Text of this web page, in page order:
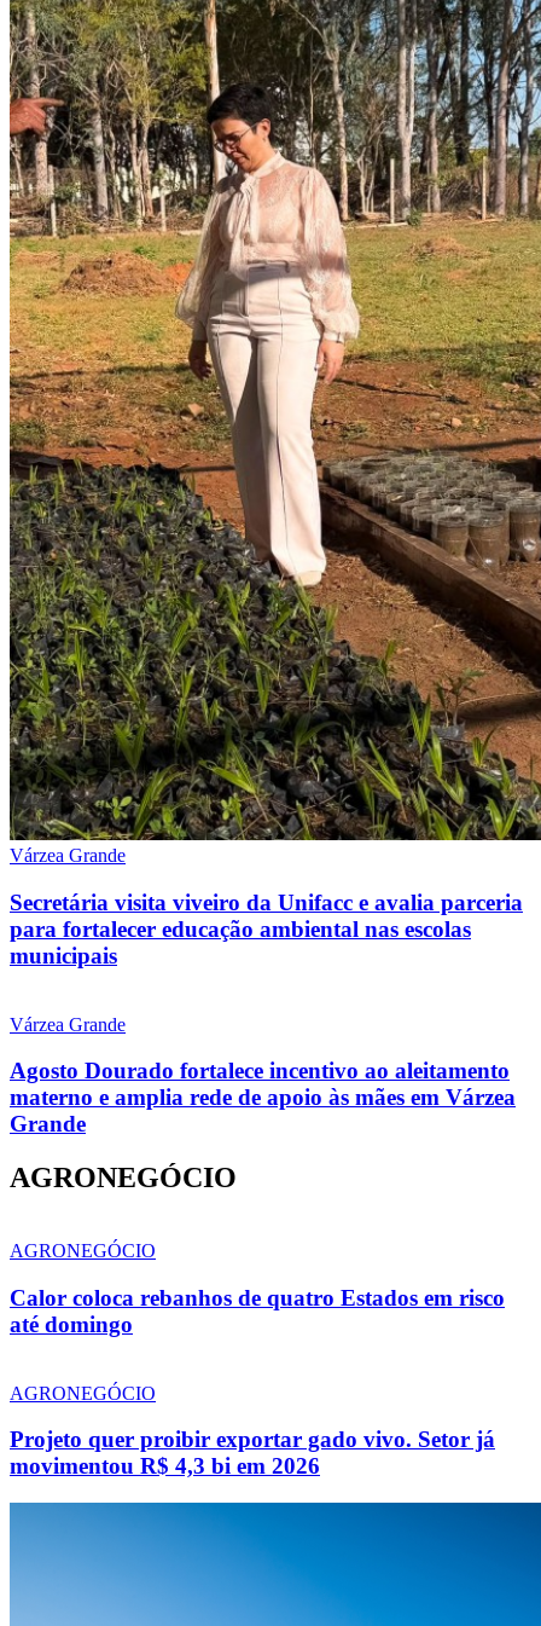
Várzea Grande
Secretária visita viveiro da Unifacc e avalia parceria
para fortalecer educação ambiental nas escolas
municipais
Várzea Grande
Agosto Dourado fortalece incentivo ao aleitamento
materno e amplia rede de apoio às mães em Várzea
Grande
AGRONEGÓCIO
AGRONEGÓCIO
Calor coloca rebanhos de quatro Estados em risco
até domingo
AGRONEGÓCIO
Projeto quer proibir exportar gado vivo. Setor já
movimentou R$ 4,3 bi em 2026